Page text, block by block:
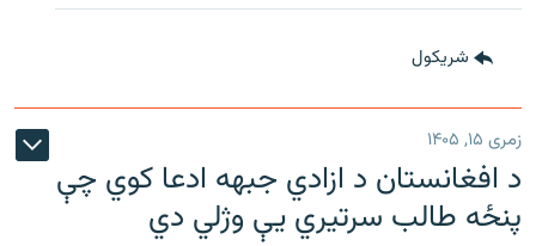
شريکول
زمری ۱۵, ۱۴۰۵
د افغانستان د ازادي جبهه ادعا کوي چې
پنځه طالب سرتیري يې وژلي دي